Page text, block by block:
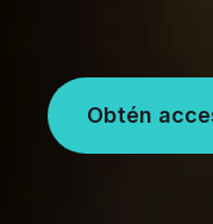
Obtén